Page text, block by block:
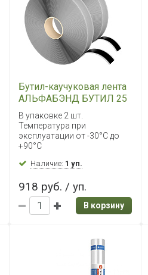
Бутил-каучуковая лента
АЛЬФАБЭНД БУТИЛ 25
м *15 мм (2 шт.)
В упаковке 2 шт.
Температура при
эксплуатации от -30°С до
+90°С
Наличие: 1 уп.
918 руб. / уп.
В корзину